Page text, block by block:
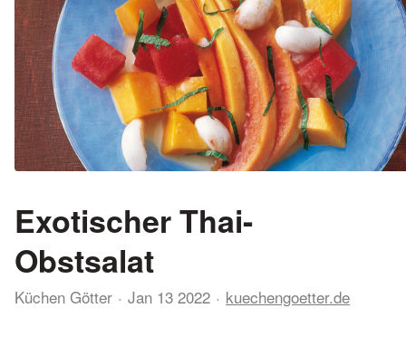
Exotischer Thai-
Obstsalat
Küchen Götter Jan 13 2022 kuechengoetter.de